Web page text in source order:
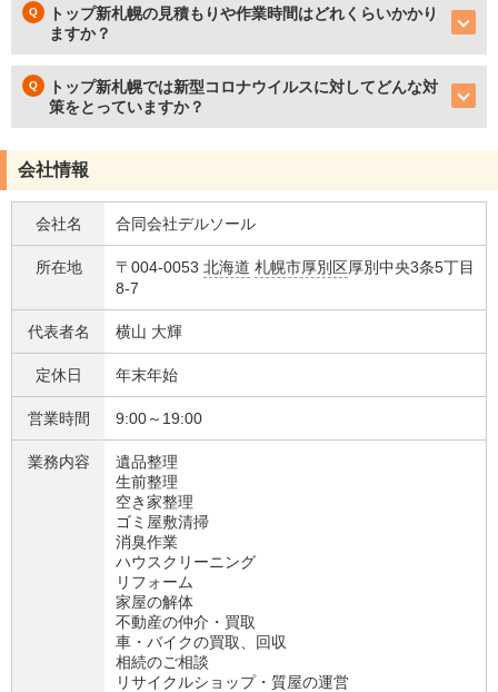
トップ新札幌の見積もりや作業時間はどれくらいかかり
ますか？
トップ新札幌では新型コロナウイルスに対してどんな対
策をとっていますか？
会社情報
会社名 合同会社デルソール
所在地 〒004-0053 北海道 札幌市厚別区厚別中央3条5丁目
8-7
代表者名 横山 大輝
定休日 年末年始
営業時間 9:00～19:00
業務内容
遺品整理
生前整理
空き家整理
ゴミ屋敷清掃
消臭作業
ハウスクリーニング
リフォーム
家屋の解体
不動産の仲介・買取
車・バイクの買取、回収
相続のご相談
リサイクルショップ・質屋の運営